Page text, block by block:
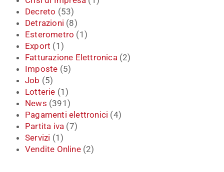
Decreto (53)
Detrazioni (8)
Esterometro (1)
Export (1)
Fatturazione Elettronica (2)
Imposte (5)
Job (5)
Lotterie (1)
News (391)
Pagamenti elettronici (4)
Partita iva (7)
Servizi (1)
Vendite Online(2)